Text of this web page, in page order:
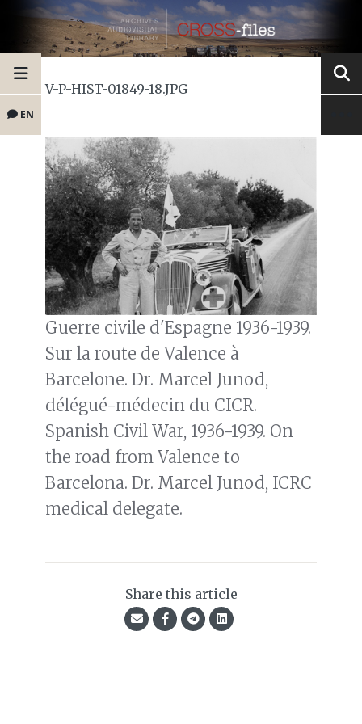
EN
V-P-HIST-01849-18.JPG
Guerre civile d'Espagne 1936-1939.
Sur la route de Valence à
Barcelone. Dr. Marcel Junod,
délégué-médecin du CICR.
Spanish Civil War, 1936-1939. On
the road from Valence to
Barcelona. Dr. Marcel Junod, ICRC
medical delegate.
Share this article